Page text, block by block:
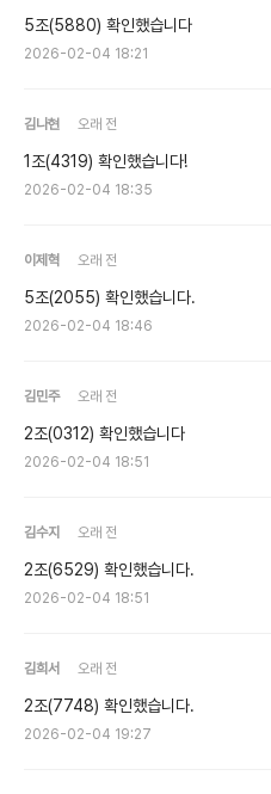
5조(5880) 확인했습니다
2026-02-04 18:21
김나현 오래 전
1조(4319) 확인했습니다!
2026-02-04 18:35
이제혁 오래 전
5조(2055) 확인했습니다.
2026-02-04 18:46
김민주 오래 전
2조(0312) 확인했습니다
2026-02-04 18:51
김수지 오래 전
2조(6529) 확인했습니다.
2026-02-04 18:51
김희서 오래 전
2조(7748) 확인했습니다.
2026-02-04 19:27